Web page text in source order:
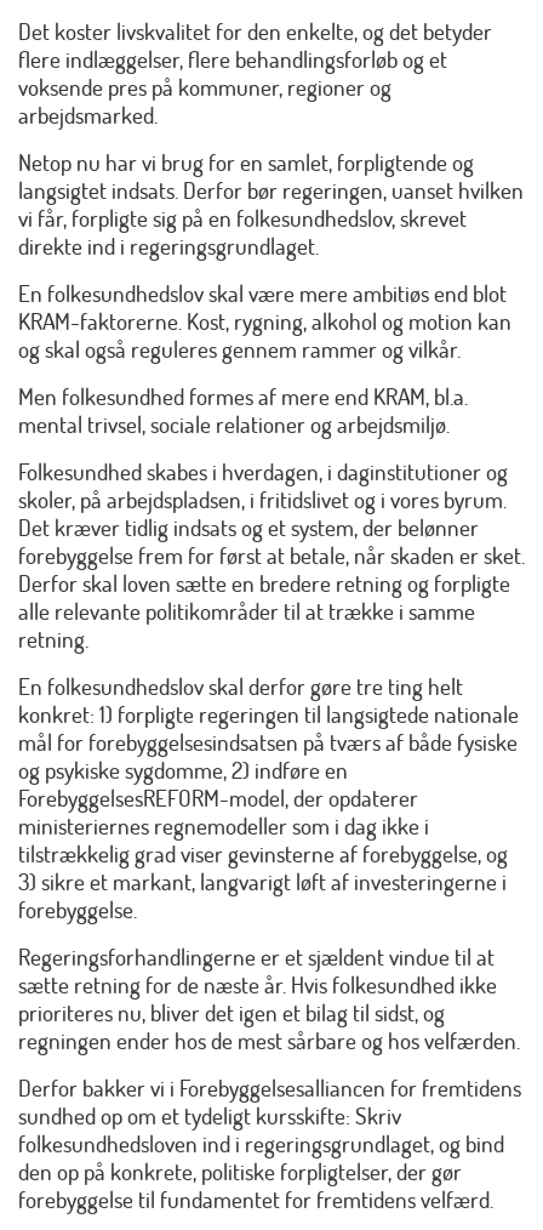
Det koster livskvalitet for den enkelte, og det betyder
flere indlæggelser, flere behandlingsforløb og et
voksende pres på kommuner, regioner og
arbejdsmarked.
Netop nu har vi brug for en samlet, forpligtende og
langsigtet indsats. Derfor bør regeringen, uanset hvilken
vi får, forpligte sig på en folkesundhedslov, skrevet
direkte ind i regeringsgrundlaget.
En folkesundhedslov skal være mere ambitiøs end blot
KRAM-faktorerne. Kost, rygning, alkohol og motion kan
og skal også reguleres gennem rammer og vilkår.
Men folkesundhed formes af mere end KRAM, bl.a.
mental trivsel, sociale relationer og arbejdsmiljø.
Folkesundhed skabes i hverdagen, i daginstitutioner og
skoler, på arbejdspladsen, i fritidslivet og i vores byrum.
Det kræver tidlig indsats og et system, der belønner
forebyggelse frem for først at betale, når skaden er sket.
Derfor skal loven sætte en bredere retning og forpligte
alle relevante politikområder til at trække i samme
retning.
En folkesundhedslov skal derfor gøre tre ting helt
konkret: 1) forpligte regeringen til langsigtede nationale
mål for forebyggelsesindsatsen på tværs af både fysiske
og psykiske sygdomme, 2) indføre en
ForebyggelsesREFORM-model, der opdaterer
ministeriernes regnemodeller som i dag ikke i
tilstrækkelig grad viser gevinsterne af forebyggelse, og
3) sikre et markant, langvarigt løft af investeringerne i
forebyggelse.
Regeringsforhandlingerne er et sjældent vindue til at
sætte retning for de næste år. Hvis folkesundhed ikke
prioriteres nu, bliver det igen et bilag til sidst, og
regningen ender hos de mest sårbare og hos velfærden.
Derfor bakker vi i Forebyggelsesalliancen for fremtidens
sundhed op om et tydeligt kursskifte: Skriv
folkesundhedsloven ind i regeringsgrundlaget, og bind
den op på konkrete, politiske forpligtelser, der gør
forebyggelse til fundamentet for fremtidens velfærd.